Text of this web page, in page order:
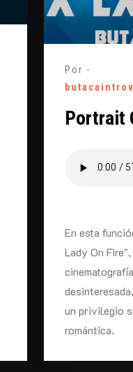
Por -
Portrait
En esta
Lady On
un privilegio
romántica.